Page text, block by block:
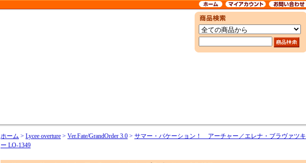
ホーム > Lycee overture > Ver.Fate/GrandOrder 3.0 > サマー・バケーション！ アーチャー／エレナ・ブラヴァツキ
ー LO-1349